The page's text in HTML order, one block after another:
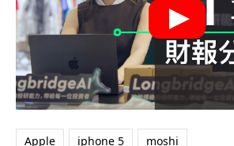
Apple iphone 5 moshi